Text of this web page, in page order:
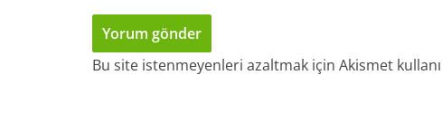
Bu site istenmeyenleri azaltmak için Akismet